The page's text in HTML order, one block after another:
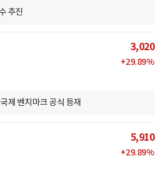
추진
3,020
+29.89%
제 벤치마크 공식 등재
5,910
+29.89%